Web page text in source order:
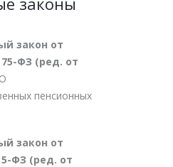
закон от
75-ФЗ (ред. от
пенсионных
закон от
5-ФЗ (ред. от